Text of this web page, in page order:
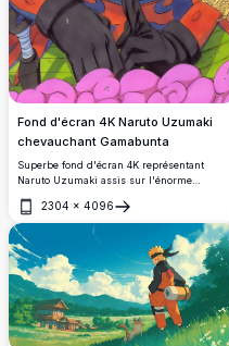
Fond d'écran 4K Naruto Uzumaki
chevauchant Gamabunta
Superbe fond d'écran 4K représentant
Naruto Uzumaki assis sur l'énorme
japonais vibrant et coloré. Art anime en
haute résolution avec des couleurs vives et
une composition dynamique.
2304 × 4096
Ouvrir